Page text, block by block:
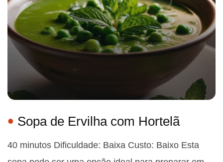
Sopa de Ervilha com Hortelã
40 minutos Dificuldade: Baixa Custo: Baixo Esta